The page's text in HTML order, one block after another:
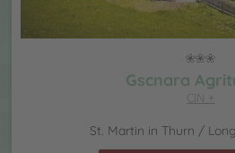
Gscnara
CIN +
St. Martin in Thurn /